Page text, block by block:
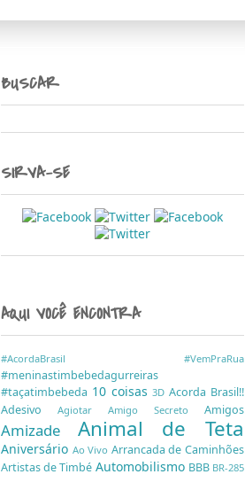
BUSCAR
SIRVA-SE
AQUI VOCÊ ENCONTRA
#AcordaBrasil #VemPraRua
#meninastimbebedagurreiras
#taçatimbebeda 10 coisas3DAcorda Brasil!!
Adesivo Agiotar Amigo Secreto Amigos
Amizade Animal de Teta
Aniversário Ao Vivo Arrancada de Caminhões
Artistas de Timbé Automobilismo BBB BR-285